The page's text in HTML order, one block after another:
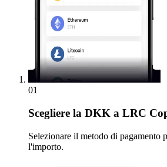
01
Scegliere la DKK a LRC
Selezionare il metodo di pagamento
l'importo.